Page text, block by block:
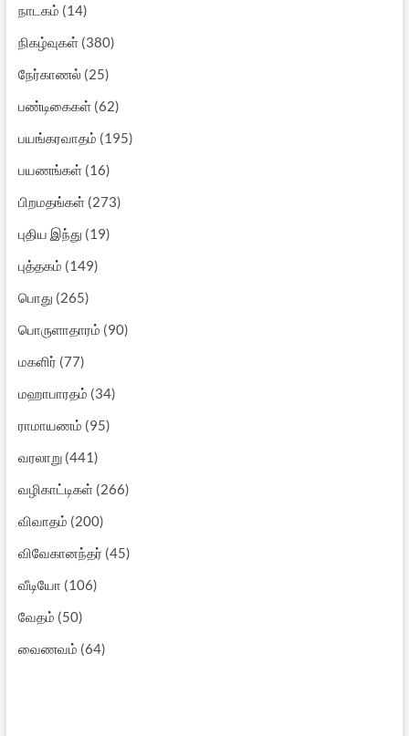
நாடகம் (14)
நிகழ்வுகள்(380)
நேர்காணல்(25)
பண்டிகைகள்(62)
பயங்கரவாதம் (195)
பயணங்கள்(16)
பிறமதங்கள்(273)
புதிய இந்து (19)
புத்தகம் (149)
பொது (265)
பொருளாதாரம் (90)
மகளிர் (77)
மஹாபாரதம் (34)
ராமாயணம் (95)
வரலாறு(441)
வழிகாட்டிகள்(266)
விவாதம் (200)
விவேகானந்தர் (45)
வீடியோ (106)
வேதம் (50)
வைணவம் (64)